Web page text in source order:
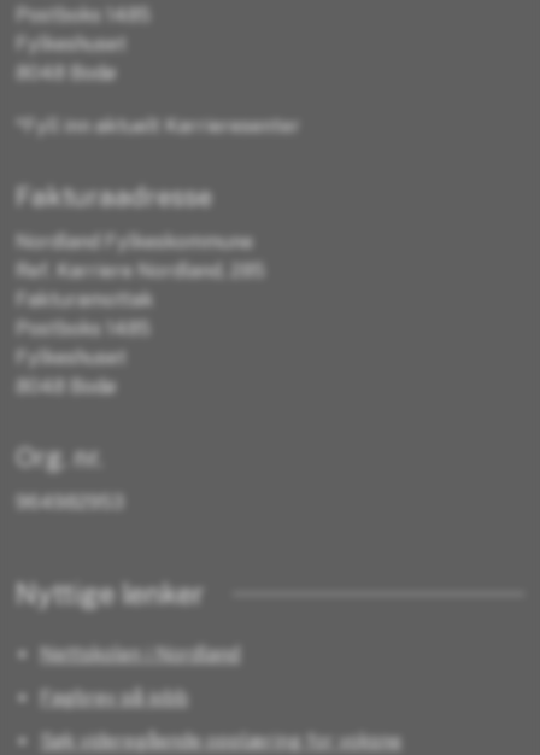
Postboks 1485
Fylkeshuset
8048 Bodø
*Fyll inn aktuelt Karrieresenter
Fakturaadresse
Nordland Fylkeskommune
Ref. Karriere Nordland, 285
Fakturamottak
Postboks 1485
Fylkeshuset
8048 Bodø
Org. nr.
Nyttige lenker
Nettskolen i Nordland
Fagbrev på jobb
Søk videregående opplæring for voksne